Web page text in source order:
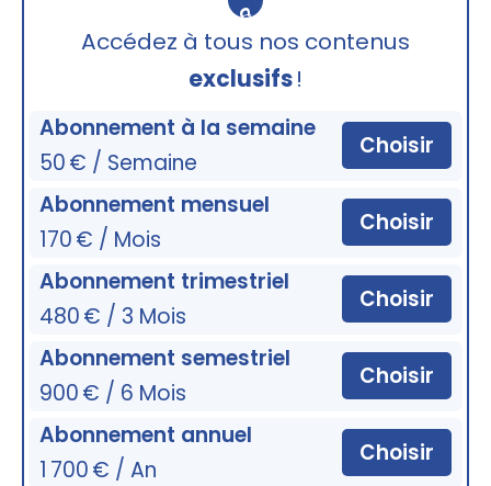
🔒
Accédez à tous nos contenus
exclusifs!
Abonnement à la semaine
50 € / Semaine
Choisir
Abonnement mensuel
170 € / Mois
Choisir
Abonnement trimestriel
480 € / 3 Mois
Choisir
Abonnement semestriel
900 € / 6 Mois
Choisir
Abonnement annuel
1 700 € / An
Choisir